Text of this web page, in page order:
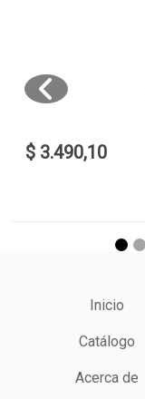
$ 3.490,10
Inicio
Catálogo
Acerca de